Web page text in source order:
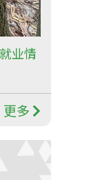
业情
更多